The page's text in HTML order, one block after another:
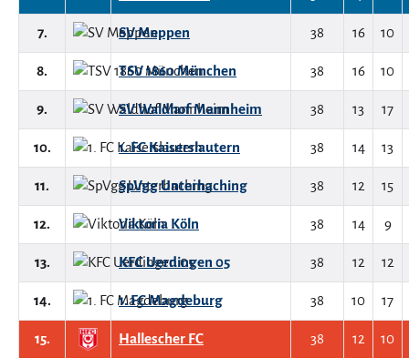
7. SV Meppen 38 16 10
8. TSV 1860 München 38 16 10
9. SV Waldhof Mannheim 38 13 17
10. 1. FC Kaiserslautern 38 14 13
11. SpVgg Unterhaching 38 12 15
12. Viktoria Köln 38 14 9
13. KFC Uerdingen 05 38 12 12
14. 1. FC Magdeburg 38 10 17
15. Hallescher FC 38 12 10